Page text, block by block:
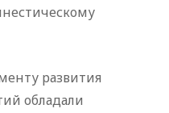
развития
обладали